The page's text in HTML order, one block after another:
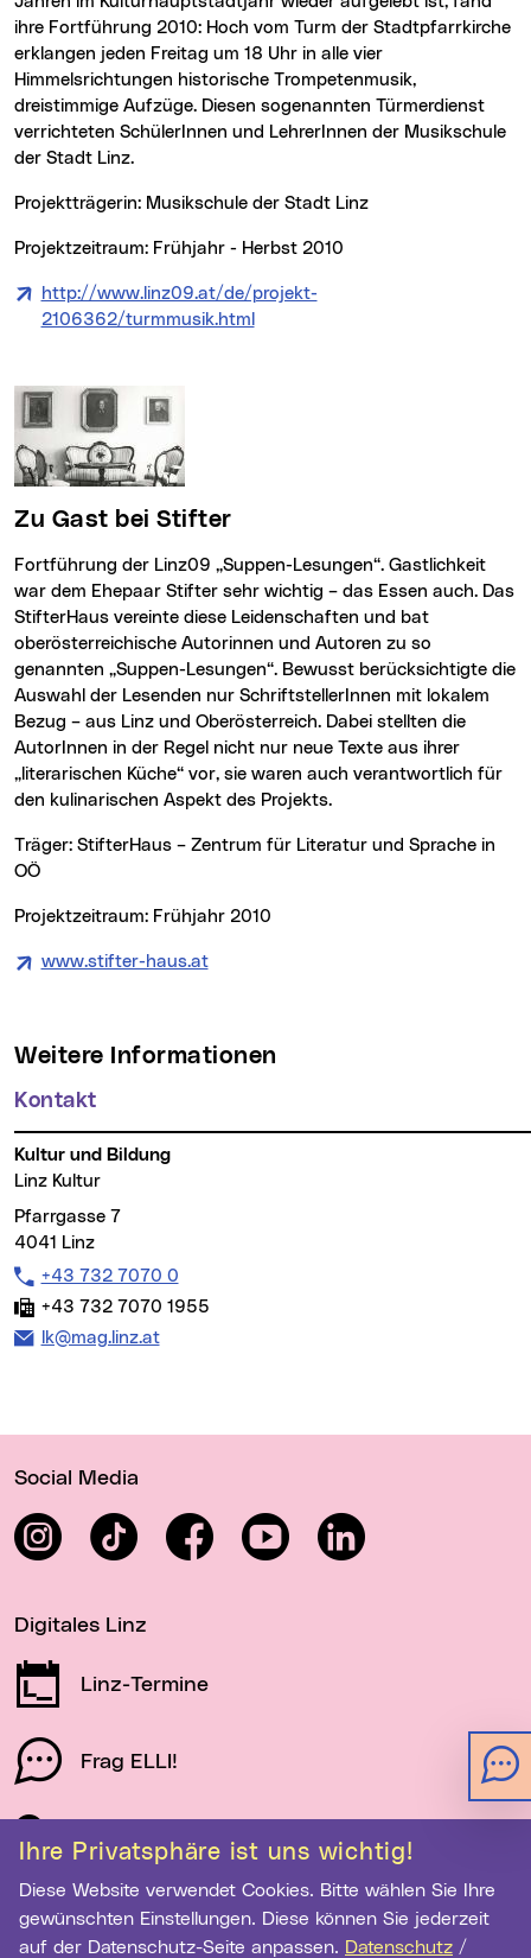
Ihre Privatsphäre ist uns wichtig!
Diese Website verwendet Cookies. Bitte wählen Sie Ihre
gewünschten Einstellungen. Diese können Sie jederzeit
auf der Datenschutz-Seite anpassen. Datenschutz /
ihre Fortführung 2010: Hoch vom Turm der Stadtpfarrkirche
erklangen jeden Freitag um 18 Uhr in alle vier
Himmelsrichtungen historische Trompetenmusik,
dreistimmige Aufzüge. Diesen sogenannten Türmerdienst
verrichteten SchülerInnen und LehrerInnen der Musikschule
der Stadt Linz.
Projektträgerin: Musikschule der Stadt Linz
Projektzeitraum: Frühjahr - Herbst 2010
http://www.linz09.at/de/projekt-
2106362/turmmusik.html
Zu Gast bei Stifter
Fortführung der Linz09 „Suppen-Lesungen“. Gastlichkeit
war dem Ehepaar Stifter sehr wichtig – das Essen auch. Das
StifterHaus vereinte diese Leidenschaften und bat
oberösterreichische Autorinnen und Autoren zu so
genannten „Suppen-Lesungen“. Bewusst berücksichtigte die
Auswahl der Lesenden nur SchriftstellerInnen mit lokalem
Bezug – aus Linz und Oberösterreich. Dabei stellten die
AutorInnen in der Regel nicht nur neue Texte aus ihrer
„literarischen Küche“ vor, sie waren auch verantwortlich für
den kulinarischen Aspekt des Projekts.
Träger: StifterHaus – Zentrum für Literatur und Sprache in
OÖ
Projektzeitraum: Frühjahr 2010
www.stifter-haus.at(neues Fenster)
Weitere Informationen
Kontakt
Kultur und Bildung
Linz Kultur
Pfarrgasse 7
4041 Linz
Telefon:
+43 732 7070 0
Fax:
+43 732 7070 1955
E-Mail Adresse:
lk@mag.linz.at
Social Media
InstagramTikTok FacebookYouTube LinkedIn
Digitales Linz
Linz-Termine
Frag ELLI!
Schau auf Linz
Newsletter-Anmeldung